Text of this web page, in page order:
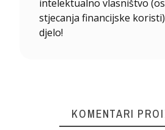
intelektualno vlasništvo
stjecanja financijske
djelo!
KOMENTARI